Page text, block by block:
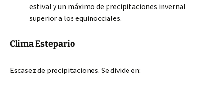
estival y un máximo de precipitaciones invernal
superior a los equinocciales.
Clima Estepario
Escasez de precipitaciones. Se divide en: